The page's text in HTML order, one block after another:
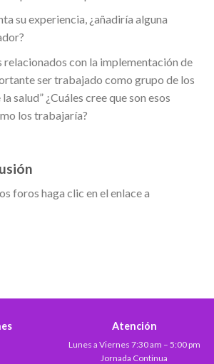
su experiencia, ¿añadiría alguna
relacionados con la implementación de
ser trabajado como grupo de los
salud” ¿Cuáles cree que son esos
los trabajaría?
foros haga clic en el enlace a
Atención
Lunes a Viernes 7:30 am – 5:00 pm
Jornada Continua